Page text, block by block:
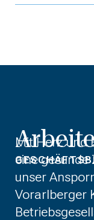
Mit Herz und
eine
unser
Vorarlberger